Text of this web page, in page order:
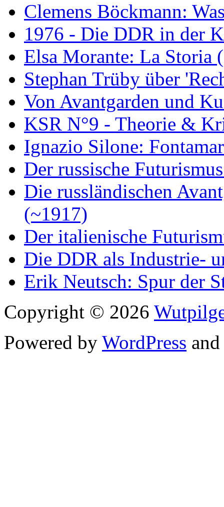
Clemens Böckmann:
1976 - Die DDR in der
Elsa Morante: La Storia
Stephan Trüby über
Von Avantgarden und
KSR N°9 - Theorie &
Ignazio Silone:
Der russische
Die russländischen
(~1917)
Der italienische
Die DDR als Industrie-
Erik Neutsch: Spur der
Copyright © 2026
Powered by WordPress